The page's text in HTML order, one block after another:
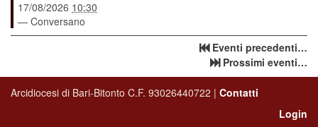
17/08/2026 10:30
— Conversano
Eventi precedenti…
Prossimi eventi…
Arcidiocesi di Bari-Bitonto C.F. 93026440722 | Contatti
Login